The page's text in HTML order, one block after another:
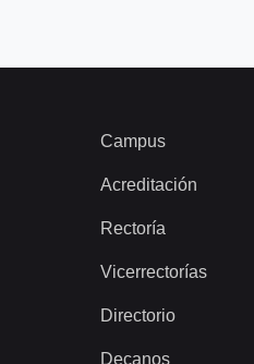
Campus
Acreditación
Rectoría
Vicerrectorías
Directorio
Decanos